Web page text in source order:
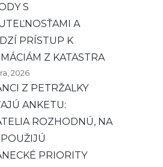
S
A
PRÍSTUP K
Z KATASTRA
2026
Z PETRŽALKY
ANKETU:
ROZHODNÚ, NA
PRIORITY